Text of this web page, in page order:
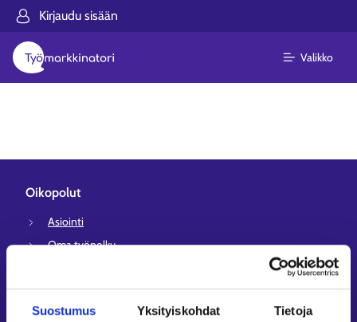
Suostumus Yksityiskohdat Tietoja
Kirjaudu sisään
Valikko
Oikopolut
Asiointi
Oma työpolku
Avoimet työpaikat
Tietoa muilla kielillä